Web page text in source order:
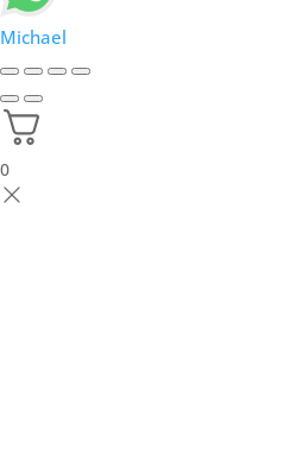
Michael
0